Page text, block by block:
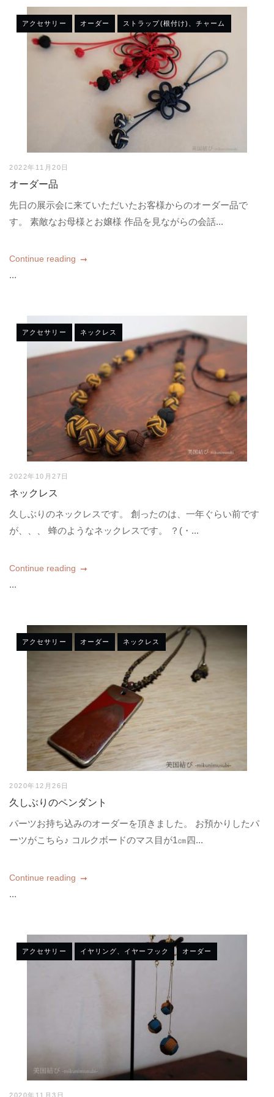
アクセサリー オーダー ストラップ(根付け)、チャーム
2022年11月20日
オーダー品
先日の展示会に来ていただいたお客様からのオーダー品で
す。 素敵なお母様とお嬢様 作品を見ながらの会話...
Continue reading
...
アクセサリー ネックレス
2022年10月27日
ネックレス
久しぶりのネックレスです。 創ったのは、一年ぐらい前です
が、、、 蜂のようなネックレスです。 ？(・...
Continue reading
...
アクセサリー オーダー ネックレス
2020年12月26日
久しぶりのペンダント
パーツお持ち込みのオーダーを頂きました。 お預かりしたパ
ーツがこちら♪ コルクボードのマス目が1㎝四...
Continue reading
...
アクセサリー イヤリング、イヤーフック オーダー
2020年11月3日